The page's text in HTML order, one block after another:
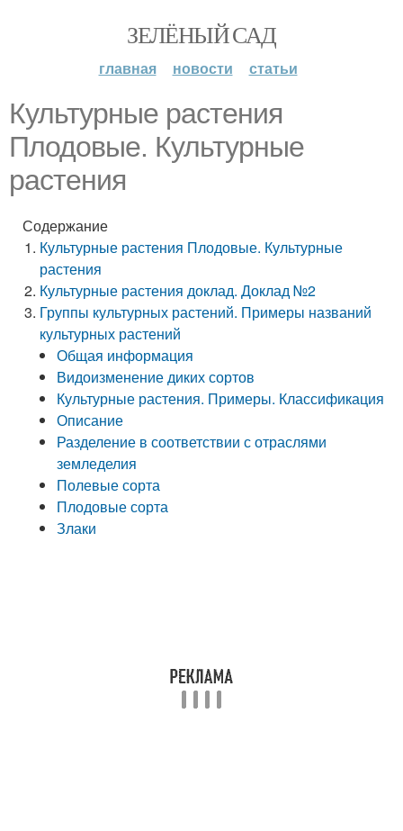
ЗЕЛЁНЫЙ САД
главная новости статьи
Культурные растения
Плодовые. Культурные
растения
Содержание
Культурные растения Плодовые. Культурные
растения
Культурные растения доклад. Доклад №2
Группы культурных растений. Примеры названий
культурных растений
Общая информация
Видоизменение диких сортов
Культурные растения. Примеры. Классификация
Описание
Разделение в соответствии с отраслями
земледелия
Полевые сорта
Плодовые сорта
Злаки